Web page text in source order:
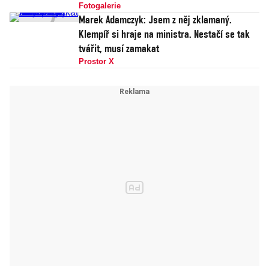
Fotogalerie
Marek Adamczyk: Jsem z něj zklamaný.
Klempíř si hraje na ministra. Nestačí se tak
tvářit, musí zamakat
Prostor X